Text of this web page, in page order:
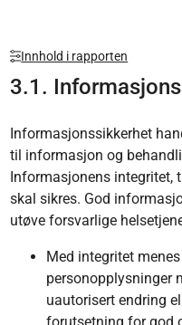
Innhold i rapporten
3.1.
Informasjonssikkerhet
til informasjon og
Informasjonens integritet,
skal sikres. God
utøve forsvarlige
Med integritet
personopplysninger
uautorisert endring